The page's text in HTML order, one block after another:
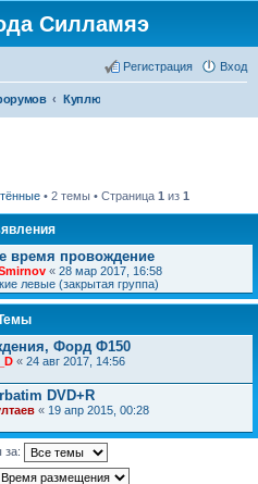
Силламяэ
Вход
Регистрация
Куплю
• 2 темы • Страница 1 из 1
время провождение
« 28 мар 2017, 16:58
левые (закрытая группа)
Форд Ф150
« 24 авг 2017, 14:56
DVD+R
« 19 апр 2015, 00:28
за: